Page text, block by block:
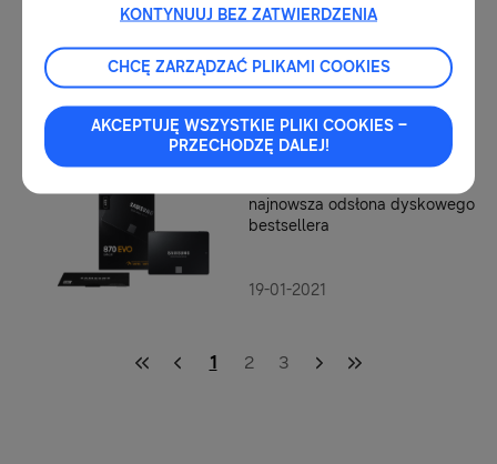
Samsung 980 SSD NVMe –
wydajny i przystępny
09-03-2021
najnowsza odsłona dyskowego
bestsellera
19-01-2021
1 2 3
KONTYNUUJ BEZ ZATWIERDZENIA
CHCĘ ZARZĄDZAĆ PLIKAMI COOKIES
AKCEPTUJĘ WSZYSTKIE PLIKI COOKIES –
PRZECHODZĘ DALEJ!